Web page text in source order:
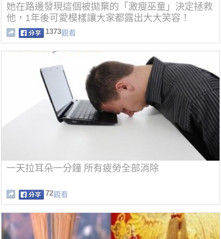
她在路邊發現這個被拋棄的「激瘦巫童」決定拯救
他，1年後可愛模樣讓大家都露出大大笑容！
1373觀看
一天拉耳朵一分鐘 所有疲勞全部消除
72觀看